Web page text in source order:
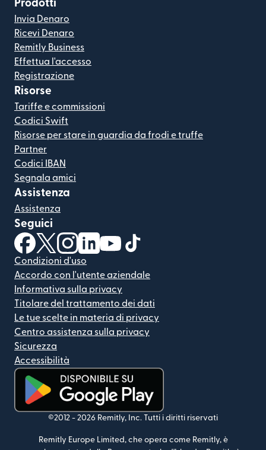
Prodotti
Invia Denaro
Ricevi Denaro
Remitly Business
Effettua l'accesso
Registrazione
Risorse
Tariffe e commissioni
Codici Swift
Risorse per stare in guardia da frodi e truffe
Partner
Codici IBAN
Segnala amici
Assistenza
Assistenza
Seguici
(si apre in una nuova finestra)
(si apre in una nuova finestra)
(si apre in una nuova finestra)
(si apre in una nuova finestra)
(si apre in una nuova finestra)
Condizioni d'uso
Accordo con l'utente aziendale
Informativa sulla privacy
Titolare del trattamento dei dati
Le tue scelte in materia di privacy
Centro assistenza sulla privacy
Sicurezza
Accessibilità
(si apre in una nuova finestra)
©2012 - 2026 Remitly, Inc. Tutti i diritti riservati
Remitly Europe Limited, che opera come Remitly, è